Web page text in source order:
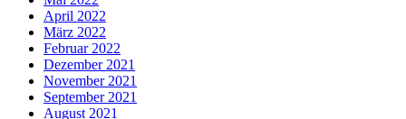
April 2022
März 2022
Februar 2022
Dezember 2021
November 2021
September 2021
August 2021